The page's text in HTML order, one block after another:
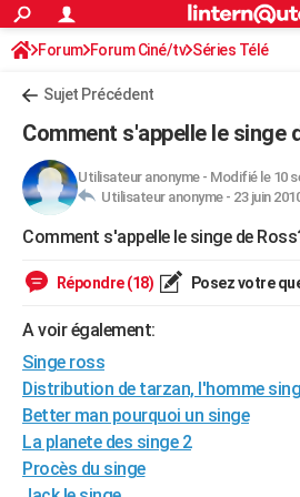
ACTUALITÉS
Politique
Société
Faits Divers
Education
Monde
Villes
+
FINANCE
Retraite
Impôts
Epargne
Immobilier
Risques naturels par ville
Banque
Assurance
Crédit
AUTO
Essais
Réserver un essai
Citadines
Berlines
SUV
Forum auto
+
Mobiles
Meilleur smartphone
Internet
Ordinateurs
Jeux vidéo
Guide high-tech
BRICOLAGE
Forum
Aménagement intérieur
Extérieur
Cuisine
Salle de bains
Jardinage
Rangement
WEEK-END
Guides de France
Escapades
Patrimoine
Expositions
Musées
Week-end nature
+LIFESTYLE
Art de vivre
Bien-être
Loisirs
Mode
Modes de vie
SANTE
Alimentation
Guide de la santé
Maladies
Médicaments
Sommeil
VOYAGE
S'inscrire
Connexion
Forum Forum Ciné/tv Séries Télé
Sujet Précédent
Comment s'appelle le singe
Utilisateur anonyme- Modifié le 10
Utilisateur anonyme - 23 juin
Comment s'appelle le singe de
Répondre (18) Posez votre
A voir également:
Singe ross
Distribution de tarzan, l'homme
Better man pourquoi un singe
La planete des singe 2
Procès du singe